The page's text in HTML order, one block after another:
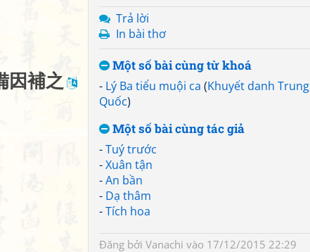
Trả lời
In bài thơ
Một số bài cùng từ khoá
- Lý Ba tiểu muội ca (Khuyết danh Trung
Quốc)
Một số bài cùng tác giả
-Tuý trước
-Xuân tận
-An bần
- Dạ thâm
-Tích hoa
Đăng bởi Vanachi vào 17/12/2015 22:29
因補之